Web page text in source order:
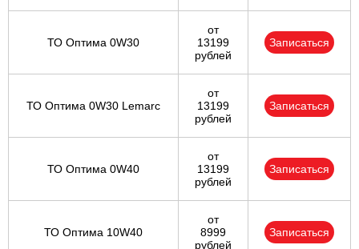
ТО Оптима 0W30
от
13199
рублей
Записаться
ТО Оптима 0W30 Lemarc
от
13199
рублей
Записаться
ТО Оптима 0W40
от
13199
рублей
Записаться
ТО Оптима 10W40
от
8999
рублей
Записаться